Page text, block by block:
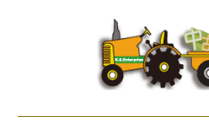
navigation